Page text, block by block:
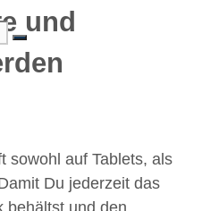
und
sowohl auf Tablets, als
Du jederzeit das